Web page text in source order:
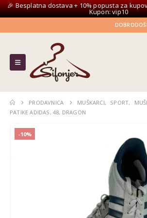
🎉 Besplatna dostava + 10% popusta za
Kupon: vip10
PRODAVNICA MUŠKARCI, SPORT,
PATIKE ADIDAS, 48, DRAGON
-10%